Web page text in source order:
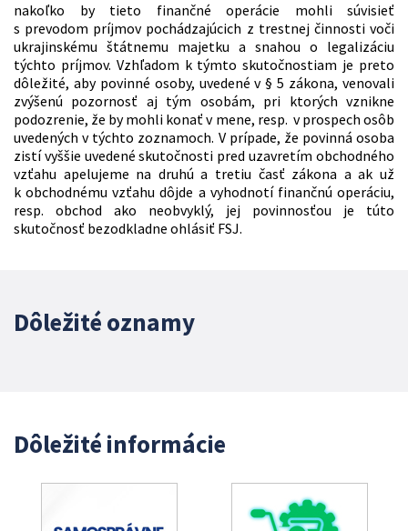
nakoľko by tieto finančné operácie mohli súvisieť
s prevodom príjmov pochádzajúcich z trestnej činnosti voči
ukrajinskému štátnemu majetku a snahou o legalizáciu
týchto príjmov. Vzhľadom k týmto skutočnostiam je preto
dôležité, aby povinné osoby, uvedené v § 5 zákona, venovali
zvýšenú pozornosť aj tým osobám, pri ktorých vznikne
podozrenie, že by mohli konať v mene, resp. v prospech osôb
uvedených v týchto zoznamoch. V prípade, že povinná osoba
zistí vyššie uvedené skutočnosti pred uzavretím obchodného
vzťahu apelujeme na druhú a tretiu časť zákona a ak už
k obchodnému vzťahu dôjde a vyhodnotí finančnú operáciu,
resp. obchod ako neobvyklý, jej povinnosťou je túto
skutočnosť bezodkladne ohlásiť FSJ.
Dôležité oznamy
Dôležité informácie